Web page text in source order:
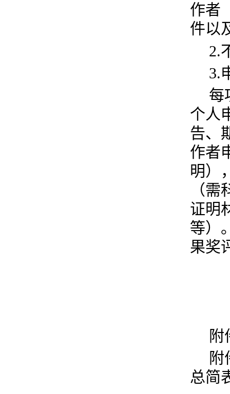
作者
件以
2.
3.
每
个人
告、
作者
明）
（
证明
等）
果奖
附
附
总简